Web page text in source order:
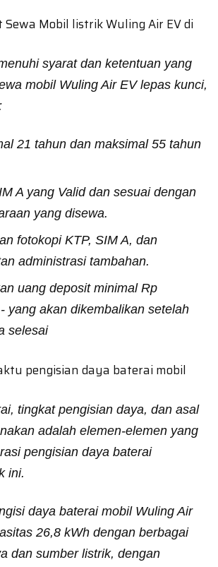
Mobil listrik Wuling Air EV di
syarat dan ketentuan yang
mobil Wuling Air EV lepas kunci,
21 tahun dan maksimal 55 tahun
A yang Valid dan sesuai dengan
yang disewa.
fotokopi KTP, SIM A, dan
administrasi tambahan.
uang deposit minimal Rp
yang akan dikembalikan setelah
selesai
pengisian daya baterai mobil
tingkat pengisian daya, dan asal
adalah elemen-elemen yang
pengisian daya baterai
ini.
daya baterai mobil Wuling Air
26,8 kWh dengan berbagai
dan sumber listrik, dengan